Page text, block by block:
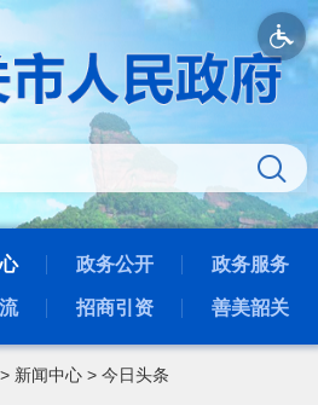
政务公开 政务服务
招商引资 善美韶关
新闻中心> 今日头条